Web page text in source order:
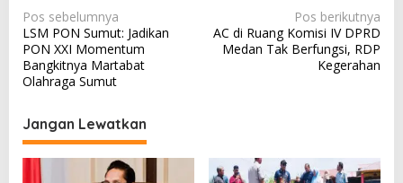
N
a
v
i
g
a
s
Pos sebelumnya
LSM PON Sumut: Jadikan
PON XXI Momentum
Bangkitnya Martabat
Olahraga Sumut
Pos berikutnya
AC di Ruang Komisi IV DPRD
Medan Tak Berfungsi, RDP
Kegerahan
Jangan Lewatkan